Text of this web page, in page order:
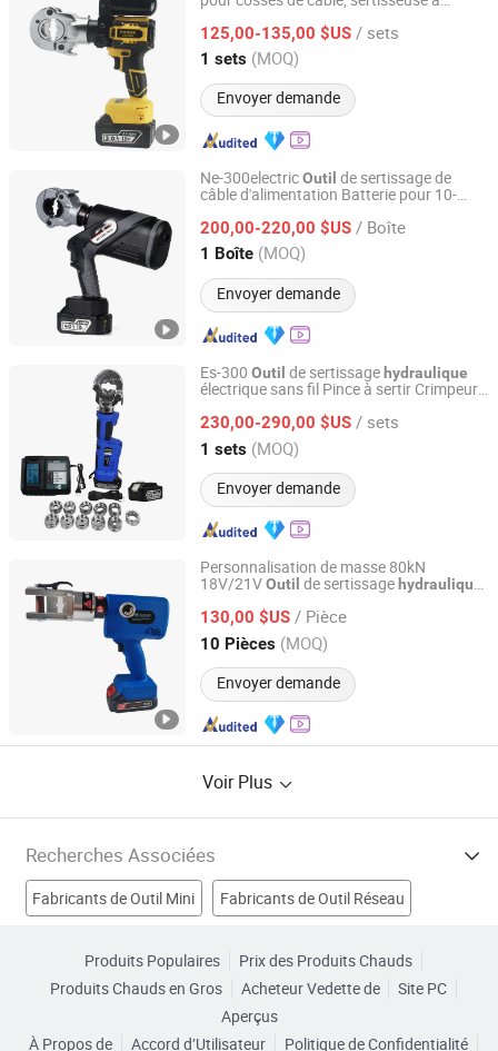
125,00-135,00 $US / sets
1 sets (MOQ)
Envoyer demande
Taizhou Xinpu Tools Co.,Ltd
Zhejiang, China Depuis 2024
Ne-300electricOutil de sertissage de
câble d'alimentation Batterie pour 10-
200,00-220,00 $US / Boîte
1 Boîte (MOQ)
Envoyer demande
Yuhuan Shenniu Hydraulic Tool Factory
Zhejiang, China Depuis 2025
Es-300 Outil de sertissage hydraulique
électrique sans fil Pince à sertir Crimpeur
230,00-290,00 $US / sets
1 sets (MOQ)
Envoyer demande
Taizhou Xinpu Tools Co.,Ltd
Zhejiang, China Depuis 2024
Personnalisation de masse 80kN
18V/21VOutil de sertissage hydraulique
130,00 $US / Pièce
10 Pièces (MOQ)
Envoyer demande
Taizhou Haisheng Tools Co., Ltd.
Zhejiang, China Depuis 2025
Voir Plus
Recherches Associées
Fabricants de Outil Mini Fabricants de Outil Réseau
Fabricants de Outils de pression hydraulique
Produits Populaires
Prix des Produits Chauds
Produits Chauds en Gros
Acheteur Vedette de
Site PC
Aperçus
À Propos de
Accord d’Utilisateur Politique de Confidentialité